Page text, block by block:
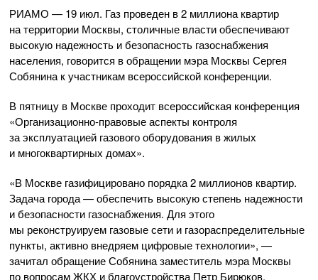
РИАМО — 19 июл. Газ проведен в 2 миллиона квартир
на территории Москвы, столичные власти обеспечивают
высокую надежность и безопасность газоснабжения
населения, говорится в обращении мэра Москвы Сергея
Собянина к участникам всероссийской конференции.
В пятницу в Москве проходит всероссийская конференция
«Организационно-правовыеаспекты контроля
за эксплуатацией газового оборудования в жилых
и многоквартирных домах».
«В Москве газифицировано порядка 2 миллионов квартир.
Задача города — обеспечить высокую степень надежности
и безопасности газоснабжения. Для этого
мы реконструируем газовые сети и газораспределительные
пункты, активно внедряем цифровые технологии», —
зачитал обращение Собянина заместитель мэра Москвы
по вопросамЖКХ и благоустройства Петр Бирюков.